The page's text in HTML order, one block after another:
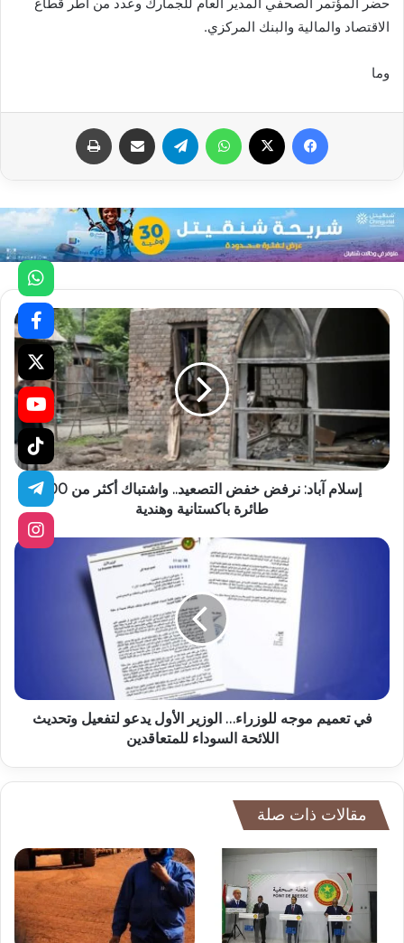
الاقتصاد والمالية والبنك المركزي.
وما
فيسبوك واتساب تيلقرام مشاركة عبر البريد
إسلام آباد: نرفض خفض التصعيد.. واشتباك أكثر من 100
طائرة باكستانية وهندية
في تعميم موجه للوزراء… الوزير الأول يدعو لتفعيل وتحديث
اللائحة السوداء للمتعاقدين
مقالات ذات صلة